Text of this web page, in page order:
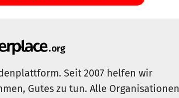
Seit 2007 helfen wir
Gutes zu tun. Alle Organisationen